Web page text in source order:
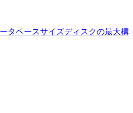
タベースサイズディスクの最大構